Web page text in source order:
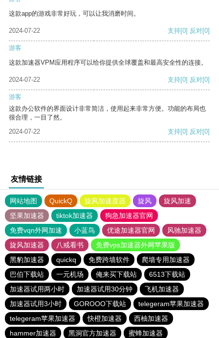
这款app的游戏非常好玩，可以让我消磨时间。
2024-07-22 支持[0] 反对[0]
游客
这款加速器VPM应用程序可以给你提供全球覆盖和最高安全性的连接。
2024-07-22 支持[0] 反对[0]
游客
这款办公软件的界面设计非常简洁，使用起来非常方便。功能的布局也
很合理，一目了然。
2024-07-22
支持[0] 反对[0]
友情链接
网站地图 QuickQ 旋风加速度器 旋风
旋风加速
坚果加速器
tiktok加速器
狗急加速器官网
免费vqn外网加速
小蓝鸟 优途加速器官网
风驰加速器
旋风加速器
八戒看书
免费vps加速器外网苹果版
黑豹加速器
quickq 免费跨墙软件
爬墙专用加速器
巴伯下载站
一元机场 俺来买下载站
6513下载站
加速器试用两小时
加速器试用30分钟
飞机加速器
加速器试用3小时
GOROOO下载站
telegeram苹果加速器
telegeram苹果加速器
快橙加速器
西柚加速器
hammer加速器
黑洞官方加速器 蜜蜂加速器